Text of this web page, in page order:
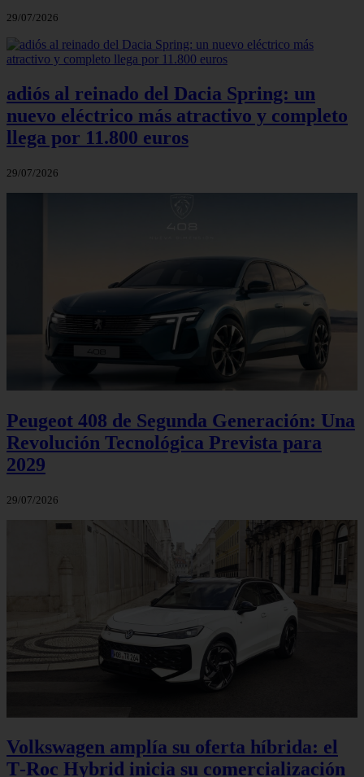
29/07/2026
adiós al reinado del Dacia Spring: un
nuevo eléctrico más atractivo y completo
llega por 11.800 euros
29/07/2026
Peugeot 408 de Segunda Generación: Una
Revolución Tecnológica Prevista para
2029
29/07/2026
Volkswagen amplía su oferta híbrida: el
T‑Roc Hybrid inicia su comercialización